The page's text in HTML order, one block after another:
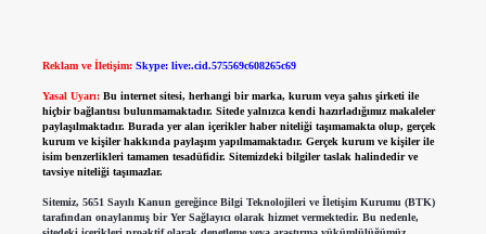
Reklam ve İletişim: Skype: live:.cid.575569c608265c69
Yasal Uyarı: Bu internet sitesi, herhangi bir marka, kurum veya şahıs şirketi ile
hiçbir bağlantısı bulunmamaktadır. Sitede yalnızca kendi hazırladığımız makaleler
paylaşılmaktadır. Burada yer alan içerikler haber niteliği taşımamakta olup, gerçek
kurum ve kişiler hakkında paylaşım yapılmamaktadır. Gerçek kurum ve kişiler ile
isim benzerlikleri tamamen tesadüfidir. Sitemizdeki bilgiler taslak halindedir ve
tavsiye niteliği taşımazlar.
Sitemiz, 5651 Sayılı Kanun gereğince Bilgi Teknolojileri ve İletişim Kurumu (BTK)
tarafından onaylanmış bir Yer Sağlayıcı olarak hizmet vermektedir. Bu nedenle,